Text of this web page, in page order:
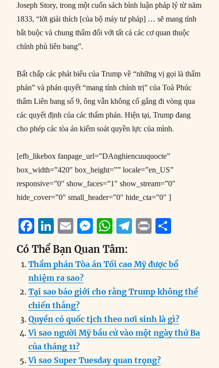
Joseph Story, trong một cuốn sách bình luận pháp lý từ năm
1833, “lời giải thích [của bộ máy tư pháp] … sẽ mang tính
bắt buộc và chung thẩm đối với tất cả các cơ quan thuộc
chính phủ liên bang”.
Bất chấp các phát biểu của Trump về “những vị gọi là thẩm
phán” và phán quyết “mang tính chính trị” của Toà Phúc
thẩm Liên bang số 9, ông vẫn không cố gắng đi vòng qua
các quyết định của các thẩm phán. Hiện tại, Trump đang
cho phép các tòa án kiểm soát quyền lực của mình.
[efb_likebox fanpage_url=”DAnghiencuuquocte”
box_width=”420″ box_height=”” locale=”en_US”
responsive=”0″ show_faces=”1″ show_stream=”0″
hide_cover=”0″ small_header=”0″ hide_cta=”0″ ]
F
a
c
e
b
o
o
k
Li
n
k
e
d
I
n
E
m
ai
l
M
ss
e
n
er
W
h
at
s
A
p
T
e
g
r
m
P
n
t
a
re
Có Thể Bạn Quan Tâm:
Thẩm phán Tòa án Tối cao Mỹ được bổ
nhiệm ra sao?
Tại sao báo giới cho rằng Trump không thể
chiến thắng?
Quyền có quốc tịch theo nơi sinh là gì?
Vì sao người Mỹ bầu cử vào một ngày thứ Ba
của tháng 11?
Vì sao Super Tuesday quan trọng?